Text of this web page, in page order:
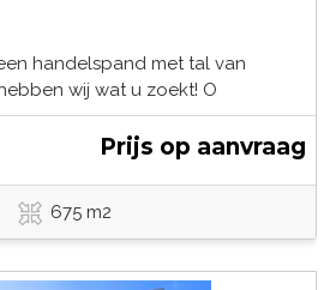
handelspand met tal van
wij wat u zoekt! O
Prijs op aanvraag
675 m2